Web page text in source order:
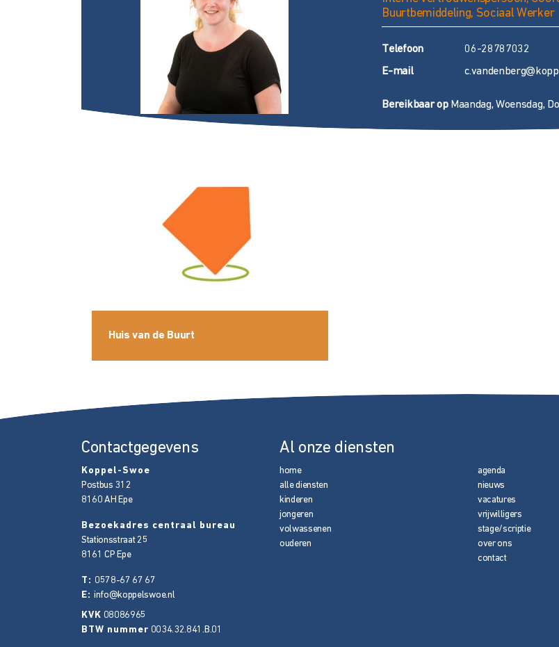
Buurtbemiddeling, Sociaal Werker
Telefoon
06-28787032
E-mail
Bereikbaar opMaandag, Woensdag,
Huis van de Buurt
Contactgegevens
Koppel-Swoe
Postbus 312
8160 AH Epe
Bezoekadres centraal bureau
Stationsstraat 25
8161 CP Epe
T: 0578-67 67 67
E: info@koppelswoe.nl
KVK 08086965
BTW nummer 0034.32.841.B.01
Al onze diensten
home
alle diensten
kinderen
jongeren
volwassenen
ouderen
agenda
nieuws
vacatures
vrijwilligers
stage/scriptie
over ons
contact